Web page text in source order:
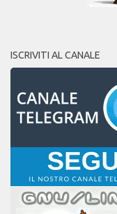
ISCRIVITI AL CANALE